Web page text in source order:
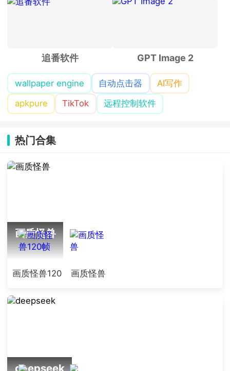
追番软件 GPT Image 2
wallpaper engine 自动点击器
AI写作
apkpure
TikTok 远程控制软件
热门合集
画质怪兽
画质怪兽120
画质怪兽
deepseek